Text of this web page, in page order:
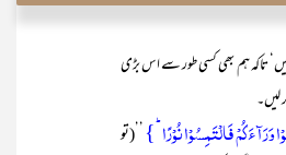
تاکہ ہم بھی کسی طور سے اس بڑی
لیں۔
فَالۡتَمِسُوۡا نُوۡرًا ؕ} ’’(تو